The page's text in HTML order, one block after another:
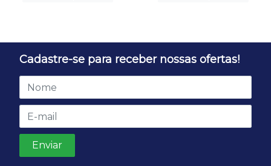
Cadastre-se para receber nossas ofertas!